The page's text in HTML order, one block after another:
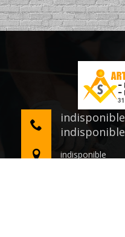
indisponible
indisponible
indisponible